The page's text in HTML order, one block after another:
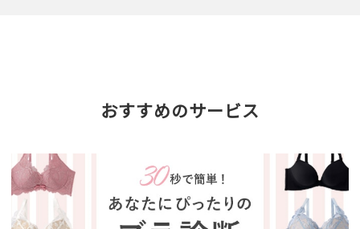
おすすめのサービス